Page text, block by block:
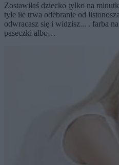
Zostawiłaś dziecko tylko na
tyle ile trwa odebranie od
odwracasz się i widzisz... . farba
paseczki albo…